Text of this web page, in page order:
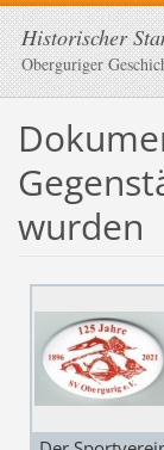
Historischer
Oberguriger
wurden